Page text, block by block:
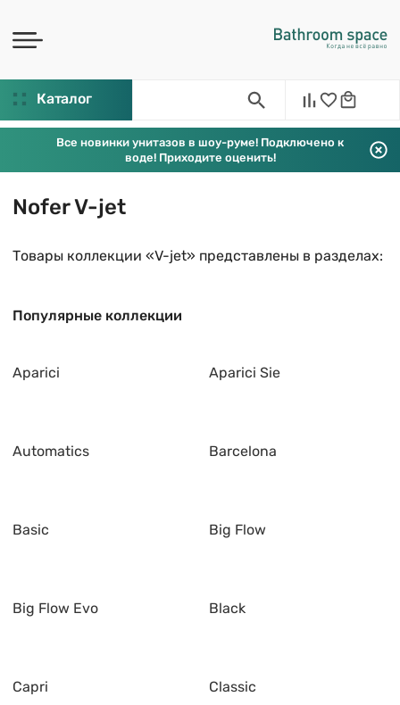
Каталог
Все новинки унитазов в шоу-руме! Подключено к
воде! Приходите оценить!
Nofer V-jet
Товары коллекции «V-jet» представлены в разделах:
Популярные коллекции
Aparici Aparici Sie
Automatics Barcelona
Basic Big Flow
Big Flow Evo Black
Capri Classic